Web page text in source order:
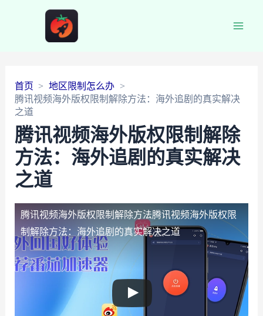
首页
地区限制怎么办
腾讯视频海外版权限制解除方法：海外追剧的真实解决
之道
腾讯视频海外版权限制解除
方法：海外追剧的真实解决
之道
腾讯视频海外版权限制解除方法腾讯视频海外版权限
制解除方法：海外追剧的真实解决之道